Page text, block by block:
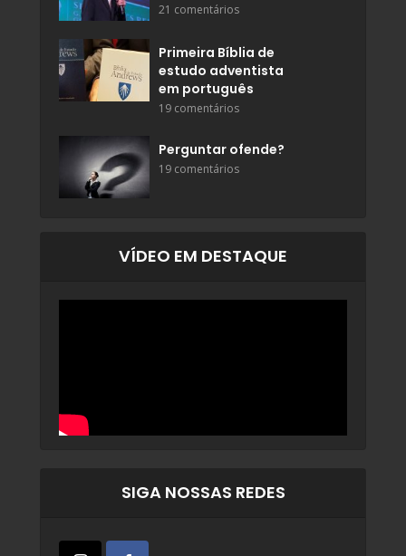
21 comentários
Primeira Bíblia de
estudo adventista
em português
19 comentários
Perguntar ofende?
19 comentários
VÍDEO EM DESTAQUE
SIGA NOSSAS REDES